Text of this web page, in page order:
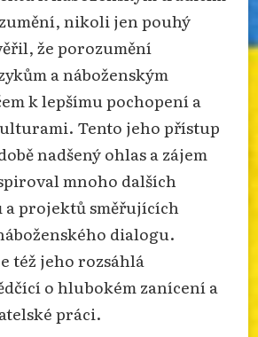
nikoli jen pouhý
že porozumění
a náboženským
k lepšímu pochopení a
Tento jeho přístup
nadšený ohlas a zájem
mnoho dalších
a projektů směřujících
dialogu.
též jeho rozsáhlá
o hlubokém zanícení a
práci.